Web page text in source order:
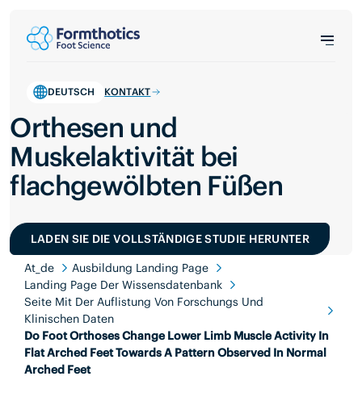
DEUTSCH KONTAKT
Orthesen und
Muskelaktivität bei
flachgewölbten Füßen
LADEN SIE DIE VOLLSTÄNDIGE STUDIE HERUNTER
At_de
Ausbildung Landing Page
Landing Page Der Wissensdatenbank
Seite Mit Der Auflistung Von Forschungs Und
Klinischen Daten
Do Foot Orthoses Change Lower Limb Muscle Activity In
Flat Arched Feet Towards A Pattern Observed In Normal
Arched Feet